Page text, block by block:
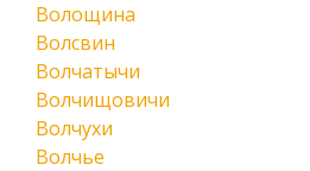
Волощина
Волсвин
Волчатычи
Волчищовичи
Волчухи
Волчье